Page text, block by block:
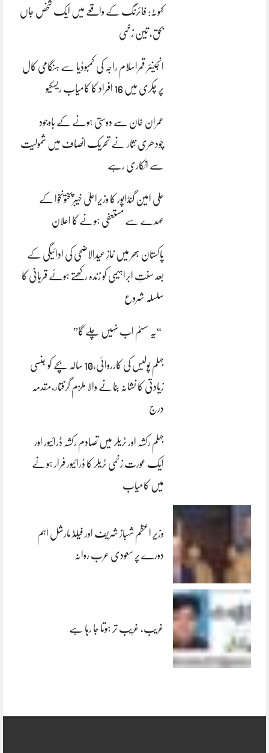
کہوٹہ: فائرنگ کے واقعے میں ایک شخص جاں
بحق، تین زخمی
انجینئر قمراسلام راجہ کی کمبوڈیا سے ہنگامی کال
پر چکری میں 16 افراد کا کامیاب ریسکیو
عمران خان سے دوستی ہونے کے باوجود
چودھری نثار نے تحریک انصاف میں شمولیت
سے انکاری رہے
علی امین گنڈاپور کا وزیراعلیٰ خیبرپختونخوا کے
عہدے سے مستعفی ہونے کا اعلان
پاکستان بھر میں نمازِ عیدالاضحی کی ادائیگی کے
بعد سنتِ ابراہیمی کو زندہ رکھتے ہوئے قربانی کا
سلسلہ شروع
“یہ سسٹم اب نہیں چلے گا”
جہلم پولیس کی کارروائی،10 سالہ بچے کو جنسی
زیادتی کا نشانہ بنانے والا ملزم گرفتار،مقدمہ
درج
جہلم رکشہ اور ٹریلر میں تصادم رکشہ ڈرائیور اور
ایک عورت زخمی ٹریلر کا ڈرائیور فرار ہونے
میں کامیاب
وزیر اعظم شہباز شریف اور فیلڈ مارشل اہم
دورے پر سعودی عرب روانہ
غریب، غریب تر ہوتا جا رہا ہے